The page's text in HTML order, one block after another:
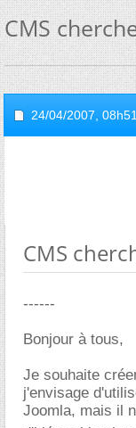
CMS
24/04/2007, 08h51
CMS
------
Bonjour à tous,
Je souhaite
j'envisage
Joomla, mais il